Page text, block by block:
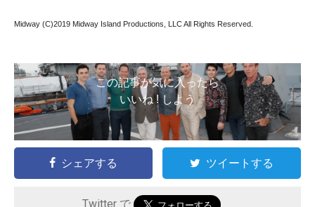
Midway (C)2019 Midway Island Productions, LLC All Rights Reserved.
この記事が気に入ったら
いいね ! しよう
シェアする ツイートする
Twitter で